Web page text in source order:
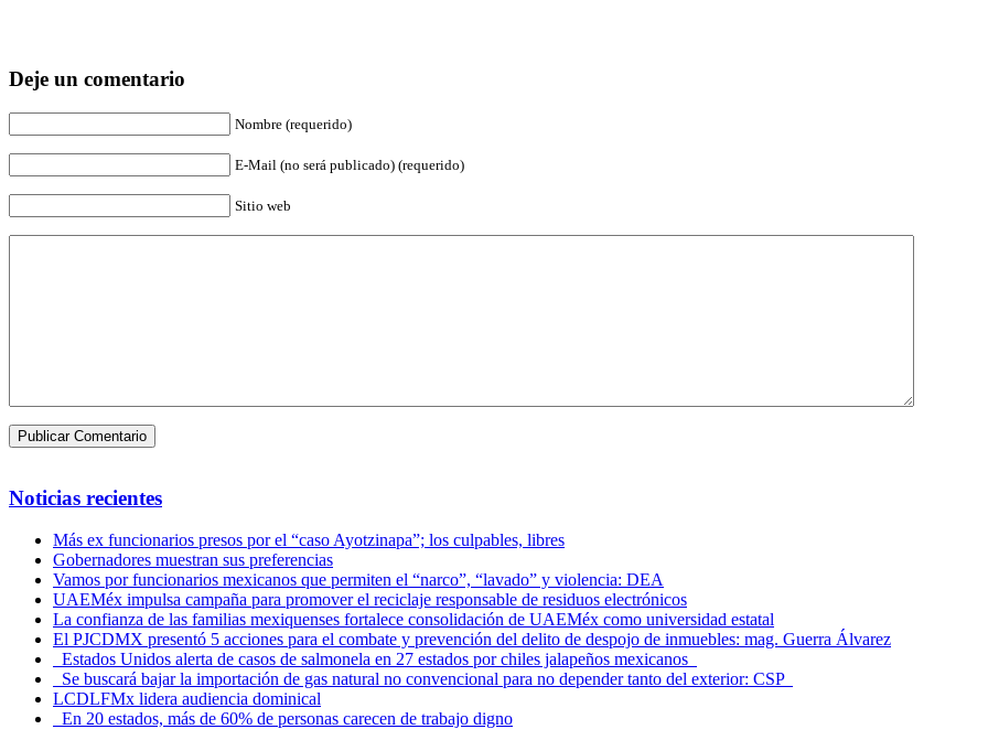
Deje un comentario
Nombre (requerido)
E-Mail (no será publicado) (requerido)
Sitio web
Noticias recientes
Más ex funcionarios presos por el “caso Ayotzinapa”; los culpables, libres
Gobernadores muestran sus preferencias
Vamos por funcionarios mexicanos que permiten el “narco”, “lavado” y violencia: DEA
UAEMéx impulsa campaña para promover el reciclaje responsable de residuos electrónicos
La confianza de las familias mexiquenses fortalece consolidación de UAEMéx como universidad estatal
El PJCDMX presentó 5 acciones para el combate y prevención del delito de despojo de inmuebles: mag. Guerra Álvarez
Estados Unidos alerta de casos de salmonela en 27 estados por chiles jalapeños mexicanos
Se buscará bajar la importación de gas natural no convencional para no depender tanto del exterior: CSP
LCDLFMx lidera audiencia dominical
En 20 estados, más de 60% de personas carecen de trabajo digno